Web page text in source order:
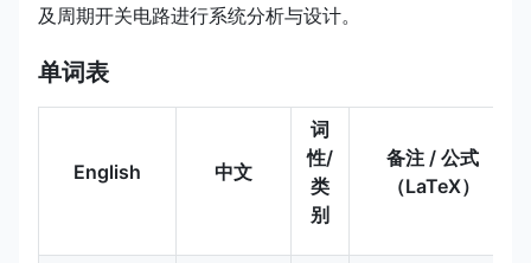
及周期开关电路进行系统分析与设计。
单词表
English 中文
词
性/
类
别
备注 / 公式
（LaTeX）